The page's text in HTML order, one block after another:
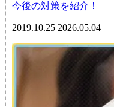
今後の対策を紹介！
2019.10.25 2026.05.04